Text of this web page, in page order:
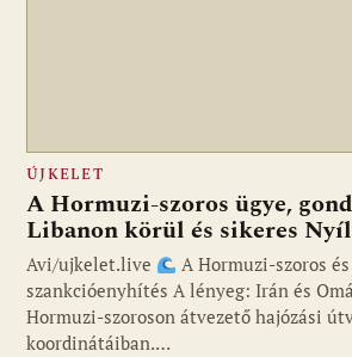
ÚJKELET
A Hormuzi-szoros ügye,
Libanon körül és sikeres
Avi/ujkelet.live
A Hormuzi-szoros
szankcióenyhítés A lényeg: Irán és
Hormuzi-szoroson átvezető hajózási
koordinátáiban.…